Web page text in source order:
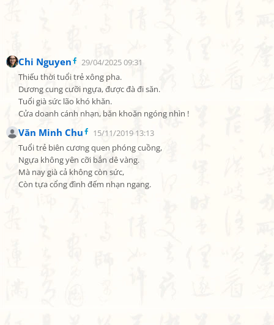
Chi Nguyen
29/04/2025 09:31
Thiếu thời tuổi trẻ xông pha.
Dương cung cưỡi ngựa, được đà đi săn.
Tuổi già sức lão khó khăn.
Cửa doanh cánh nhạn, băn khoăn ngóng nhìn !
Văn Minh Chu
15/11/2019 13:13
Tuổi trẻ biên cương quen phóng cuồng,
Ngựa không yên cỡi bắn dê vàng.
Mà nay già cả không còn sức,
Còn tựa cổng đình đếm nhạn ngang.